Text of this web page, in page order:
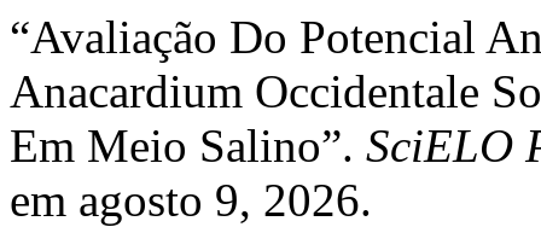
“Avaliação Do Potencial
Anacardium Occidentale
Em Meio Salino”. SciELO
em agosto 9, 2026.